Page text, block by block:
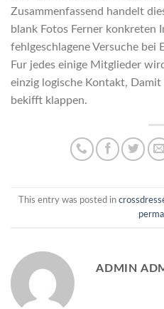
Zusammenfassend handelt
blank Fotos Ferner konkreten
fehlgeschlagene Versuche
Fur jedes einige Mitglieder
einzig logische Kontakt,
bekifft klappen.
This entry was posted in
ADMIN